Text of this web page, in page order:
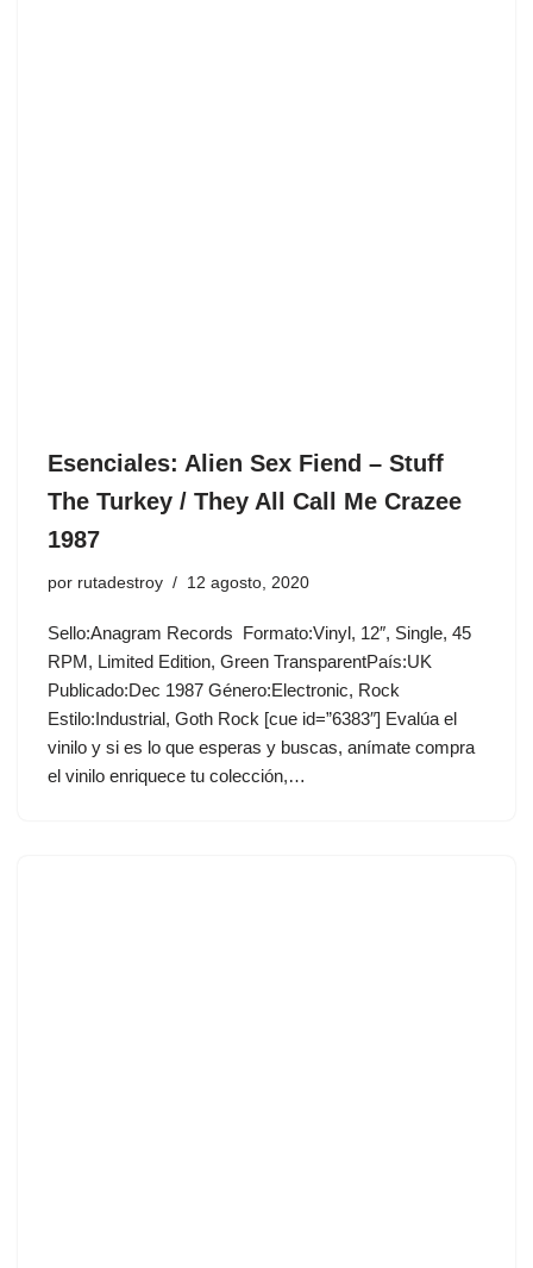
Esenciales: Alien Sex Fiend ‎– Stuff
The Turkey / They All Call Me Crazee
1987
por rutadestroy 12 agosto, 2020
Sello:Anagram Records ‎ Formato:Vinyl, 12″, Single, 45
RPM, Limited Edition, Green TransparentPaís:UK
Publicado:Dec 1987 Género:Electronic, Rock
Estilo:Industrial, Goth Rock [cue id=”6383″] Evalúa el
vinilo y si es lo que esperas y buscas, anímate compra
el vinilo enriquece tu colección,…